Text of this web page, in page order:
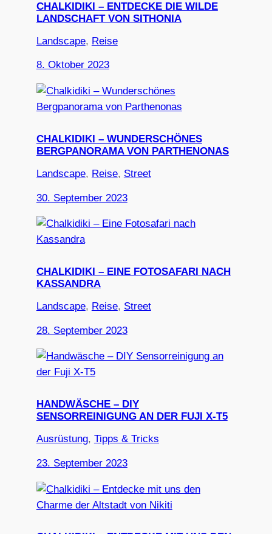
CHALKIDIKI – ENTDECKE DIE WILDE
LANDSCHAFT VON SITHONIA
Landscape, Reise
8. Oktober 2023
CHALKIDIKI – WUNDERSCHÖNES
BERGPANORAMA VON PARTHENONAS
Landscape, Reise, Street
30. September 2023
CHALKIDIKI – EINE FOTOSAFARI NACH
KASSANDRA
Landscape, Reise, Street
28. September 2023
HANDWÄSCHE – DIY
SENSORREINIGUNG AN DER FUJI X-T5
Ausrüstung, Tipps & Tricks
23. September 2023